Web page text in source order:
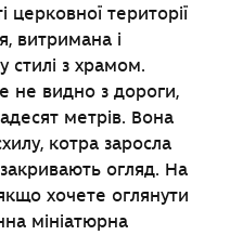
території
витримана і
стилі з храмом.
не видно з дороги,
метрів. Вона
котра заросла
огляд. На
хочете оглянути
мініатюрна